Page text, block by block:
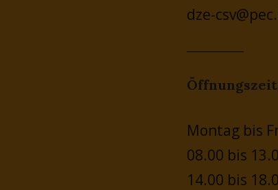
dze-
Montag bis
08.00 bis
14.00 bis